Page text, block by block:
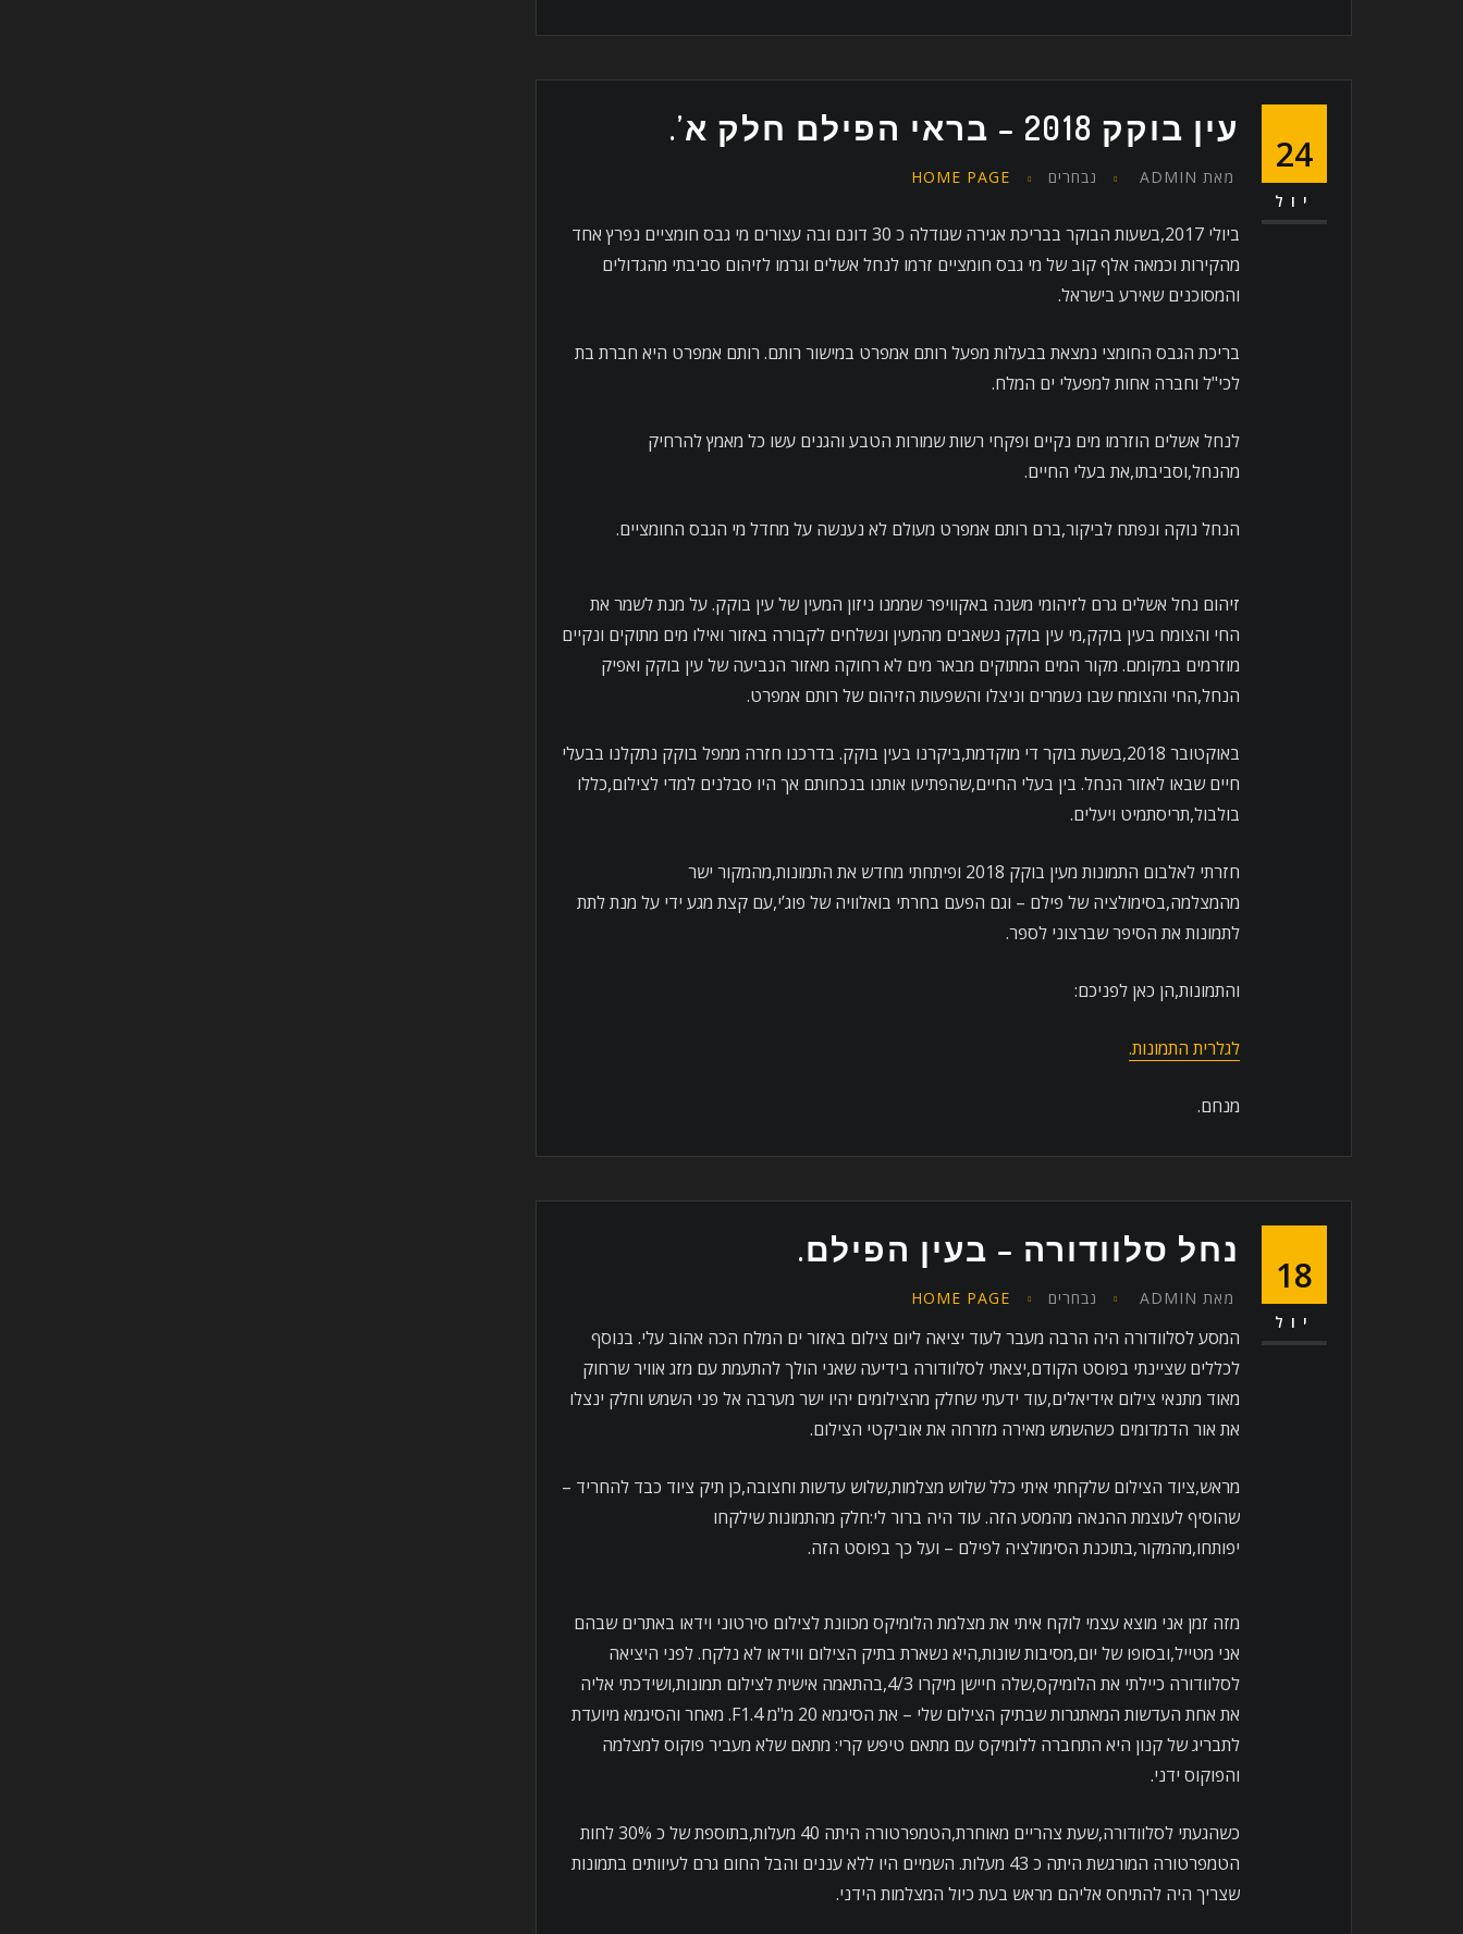
24
יול
עין בוקק 2018 – בראי הפילם חלק א’.
מאת ADMIN נבחרים HOME PAGE
ביולי 2017,בשעות הבוקר בבריכת אגירה שגודלה כ 30 דונם ובה עצורים מי גבס חומציים נפרץ אחד
מהקירות וכמאה אלף קוב של מי גבס חומציים זרמו לנחל אשלים וגרמו לזיהום סביבתי מהגדולים
והמסוכנים שאירע בישראל.
בריכת הגבס החומצי נמצאת בבעלות מפעל רותם אמפרט במישור רותם. רותם אמפרט היא חברת בת
לכי"ל וחברה אחות למפעלי ים המלח.
לנחל אשלים הוזרמו מים נקיים ופקחי רשות שמורות הטבע והגנים עשו כל מאמץ להרחיק
מהנחל,וסביבתו,את בעלי החיים.
הנחל נוקה ונפתח לביקור,ברם רותם אמפרט מעולם לא נענשה על מחדל מי הגבס החומציים.
זיהום נחל אשלים גרם לזיהומי משנה באקוויפר שממנו ניזון המעין של עין בוקק. על מנת לשמר את
החי והצומח בעין בוקק,מי עין בוקק נשאבים מהמעין ונשלחים לקבורה באזור ואילו מים מתוקים ונקיים
מוזרמים במקומם. מקור המים המתוקים מבאר מים לא רחוקה מאזור הנביעה של עין בוקק ואפיק
הנחל,החי והצומח שבו נשמרים וניצלו והשפעות הזיהום של רותם אמפרט.
באוקטובר 2018,בשעת בוקר די מוקדמת,ביקרנו בעין בוקק. בדרכנו חזרה ממפל בוקק נתקלנו בבעלי
חיים שבאו לאזור הנחל. בין בעלי החיים,שהפתיעו אותנו בנכחותם אך היו סבלנים למדי לצילום,כללו
בולבול,תריסתמיט ויעלים.
חזרתי לאלבום התמונות מעין בוקק 2018 ופיתחתי מחדש את התמונות,מהמקור ישר
מהמצלמה,בסימולציה של פילם – וגם הפעם בחרתי בואלוויה של פוג’י,עם קצת מגע ידי על מנת לתת
לתמונות את הסיפר שברצוני לספר.
והתמונות,הן כאן לפניכם:
לגלרית התמונות.
מנחם.
18
יול
נחל סלוודורה – בעין הפילם.
מאת ADMIN נבחרים HOME PAGE
המסע לסלוודורה היה הרבה מעבר לעוד יציאה ליום צילום באזור ים המלח הכה אהוב עלי. בנוסף
לכללים שציינתי בפוסט הקודם,יצאתי לסלוודורה בידיעה שאני הולך להתעמת עם מזג אוויר שרחוק
מאוד מתנאי צילום אידיאלים,עוד ידעתי שחלק מהצילומים יהיו ישר מערבה אל פני השמש וחלק ינצלו
את אור הדמדומים כשהשמש מאירה מזרחה את אוביקטי הצילום.
מראש,ציוד הצילום שלקחתי איתי כלל שלוש מצלמות,שלוש עדשות וחצובה,כן תיק ציוד כבד להחריד –
שהוסיף לעוצמת ההנאה מהמסע הזה. עוד היה ברור לי:חלק מהתמונות שילקחו
יפותחו,מהמקור,בתוכנת הסימולציה לפילם – ועל כך בפוסט הזה.
מזה זמן אני מוצא עצמי לוקח איתי את מצלמת הלומיקס מכוונת לצילום סירטוני וידאו באתרים שבהם
אני מטייל,ובסופו של יום,מסיבות שונות,היא נשארת בתיק הצילום ווידאו לא נלקח. לפני היציאה
לסלוודורה כיילתי את הלומיקס,שלה חיישן מיקרו 4/3,בהתאמה אישית לצילום תמונות,ושידכתי אליה
את אחת העדשות המאתגרות שבתיק הצילום שלי – את הסיגמא 20 מ"מ F1.4. מאחר והסיגמא מיועדת
לתבריג של קנון היא התחברה ללומיקס עם מתאם טיפש קרי: מתאם שלא מעביר פוקוס למצלמה
והפוקוס ידני.
כשהגעתי לסלוודורה,שעת צהריים מאוחרת,הטמפרטורה היתה 40 מעלות,בתוספת של כ 30% לחות
הטמפרטורה המורגשת היתה כ 43 מעלות. השמיים היו ללא עננים והבל החום גרם לעיוותים בתמונות
שצריך היה להתיחס אליהם מראש בעת כיול המצלמות הידני.